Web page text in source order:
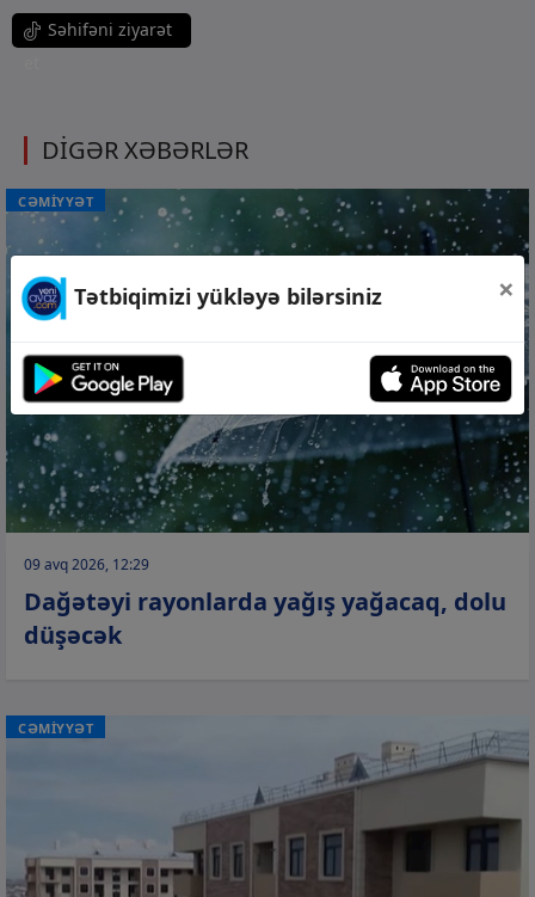
Səhifəni ziyarət
DİGƏR XƏBƏRLƏR
CƏMİYYƏT
09 avq 2026, 12:29
Dağətəyi rayonlarda yağış yağacaq, dolu
düşəcək
CƏMİYYƏT
Tətbiqimizi yükləyə bilərsiniz ×